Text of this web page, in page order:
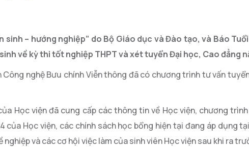
– hướng nghiệp” do Bộ Giáo dục và Đào tạo, và Báo
về kỳ thi tốt nghiệp THPT và xét tuyển Đại học, Cao đẳng
nghệ Bưu chính Viễn thông đã có chương trình tư vấn
Học viện đã cung cấp các thông tin về Học viện, chương
Học viện, các chính sách học bổng hiện tại đang áp dụng
và các cơ hội việc làm của sinh viên Học viện sau khi ra